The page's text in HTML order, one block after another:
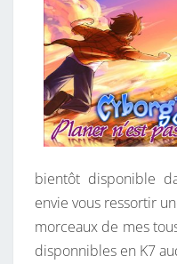
bientôt disponible
envie vous ressortir
morceaux de mes
disponnibles en K7